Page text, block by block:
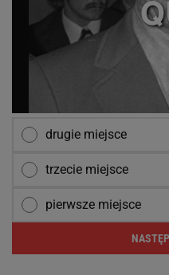
drugie miejsce
trzecie miejsce
pierwsze miejsce